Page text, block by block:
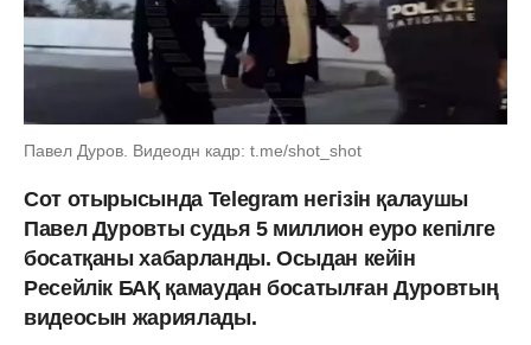
Павел Дуров. Видеодн кадр: t.me/shot_shot
Сот отырысында Telegram негізін қалаушы
Павел Дуровты судья 5 миллион еуро кепілге
босатқаны хабарланды. Осыдан кейін
Ресейлік БАҚ қамаудан босатылған Дуровтың
видеосын жариялады.